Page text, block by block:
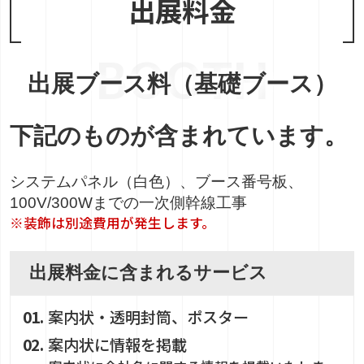
出展料金
出展ブース料（基礎ブース）
BOOTH
下記のものが含まれています。
システムパネル（白色）、ブース番号板、
100V/300Wまでの一次側幹線工事
※装飾は別途費用が発生します。
出展料金に含まれるサービス
案内状・透明封筒、ポスター
案内状に情報を掲載